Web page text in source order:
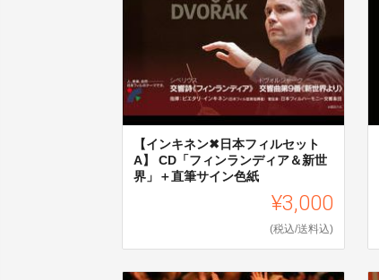
【インキネン✖日本フィルセット
A】 CD「フィンランディア＆新世
界」＋直筆サイン色紙
¥3,000
(税込/送料込)